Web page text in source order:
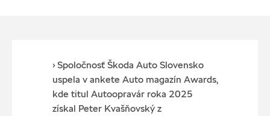
› Spoločnosť Škoda Auto Slovensko
uspela v ankete Auto magazín Awards,
kde titul Autoopravár roka 2025
získal Peter Kvašňovský z